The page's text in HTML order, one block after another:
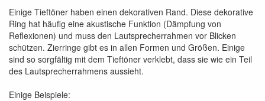
Einige Tieftöner haben einen dekorativen Rand. Diese dekorative
Ring hat häufig eine akustische Funktion (Dämpfung von
Reflexionen) und muss den Lautsprecherrahmen vor Blicken
schützen. Zierringe gibt es in allen Formen und Größen. Einige
sind so sorgfältig mit dem Tieftöner verklebt, dass sie wie ein Teil
des Lautsprecherrahmens aussieht.
Einige Beispiele: